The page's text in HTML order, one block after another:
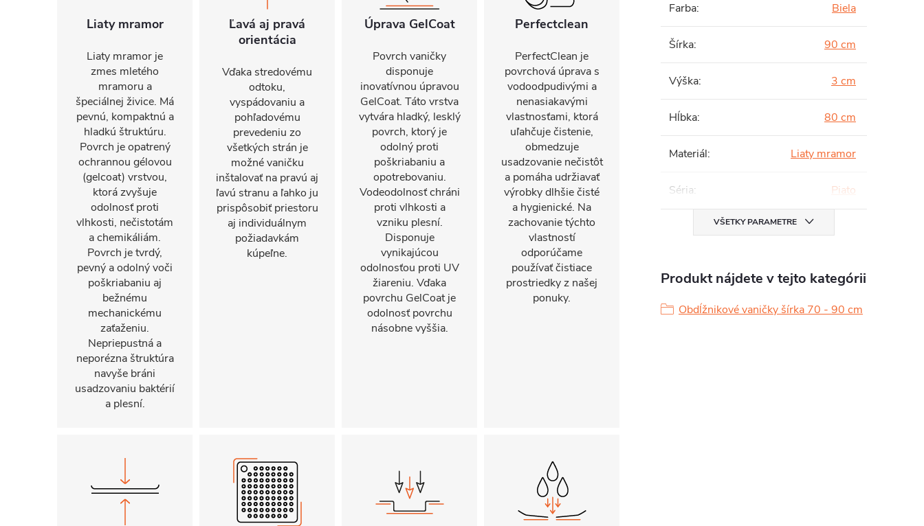
Liaty mramor
Liaty mramor je
zmes mletého
mramoru a
špeciálnej živice. Má
pevnú, kompaktnú a
hladkú štruktúru.
Povrch je opatrený
ochrannou gélovou
(gelcoat) vrstvou,
ktorá zvyšuje
odolnosť proti
vlhkosti, nečistotám
a chemikáliám.
Povrch je tvrdý,
pevný a odolný voči
poškriabaniu aj
bežnému
mechanickému
zaťaženiu.
Nepriepustná a
neporézna štruktúra
navyše bráni
usadzovaniu baktérií
a plesní.
Ľavá aj pravá
orientácia
Vďaka stredovému
odtoku,
vyspádovaniu a
pohľadovému
prevedeniu zo
všetkých strán je
možné vaničku
inštalovať na pravú aj
ľavú stranu a ľahko ju
prispôsobiť priestoru
aj individuálnym
požiadavkám
kúpeľne.
Úprava GelCoat
Povrch vaničky
disponuje
inovatívnou úpravou
GelCoat. Táto vrstva
vytvára hladký, lesklý
povrch, ktorý je
odolný proti
poškriabaniu a
opotrebovaniu.
Vodeodolnosť chráni
proti vlhkosti a
vzniku plesní.
Disponuje
vynikajúcou
odolnosťou proti UV
žiareniu. Vďaka
povrchu GelCoat je
odolnosť povrchu
násobne vyššia.
Perfectclean
PerfectClean je
povrchová úprava s
vodoodpudivými a
nenasiakavými
vlastnosťami, ktorá
uľahčuje čistenie,
obmedzuje
usadzovanie nečistôt
a pomáha udržiavať
výrobky dlhšie čisté
a hygienické. Na
zachovanie týchto
vlastností
odporúčame
používať čistiace
prostriedky z našej
ponuky.
Farba: Biela
Šírka: 90 cm
Výška: 3 cm
Hĺbka: 80 cm
Materiál: Liaty mramor
Séria: Piato
VŠETKY PARAMETRE
Produkt nájdete v tejto kategórii
Obdĺžnikové vaničky šírka 70 - 90 cm